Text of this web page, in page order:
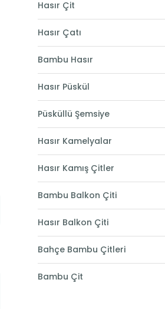
Hasır Çit
Hasır Çatı
Bambu Hasır
Hasır Püskül
Püsküllü Şemsiye
Hasır Kamelyalar
Hasır Kamış Çitler
Bambu Balkon Çiti
Hasır Balkon Çiti
Bahçe Bambu Çitleri
Bambu Çit